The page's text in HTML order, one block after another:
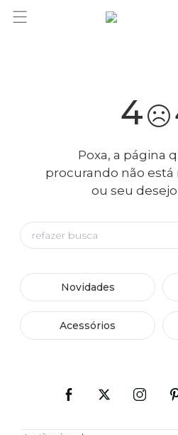
você merece 30% OFF pra
4
Poxa, a página
procurando não está
ou seu
Novidades
Acessórios